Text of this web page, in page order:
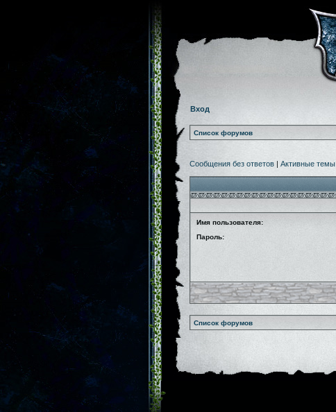
Вход
Список форумов
Сообщения без ответов | Активные темы
Имя пользователя:
Пароль:
Список форумов